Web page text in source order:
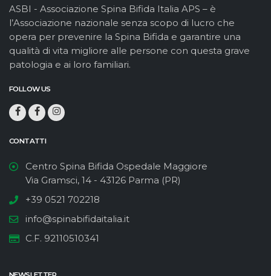
ASBI - Associazione Spina Bifida Italia APS – è
l’Associazione nazionale senza scopo di lucro che
opera per prevenire la Spina Bifida e garantire una
qualità di vita migliore alle persone con questa grave
patologia e ai loro familiari.
FOLLOW US
CONTATTI
Centro Spina Bifida Ospedale Maggiore
Via Gramsci, 14 - 43126 Parma (PR)
+39 0521 702218
info@spinabifidaitalia.it
C.F. 92110510341